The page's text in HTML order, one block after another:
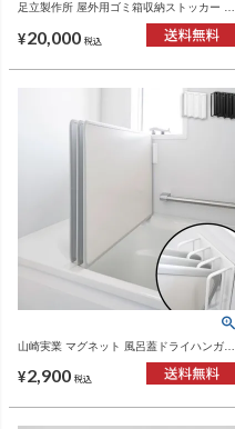
足立製作所 屋外用ゴミ箱収納ストッカー 幅
88 | インテリア雑貨・ゴミ箱
¥20,000 税込
山崎実業 マグネット 風呂蓋ドライハンガー
タワーシリーズ
¥2,900 税込